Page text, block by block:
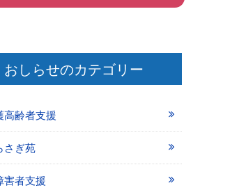
おしらせのカテゴリー
高齢者支援
さぎ苑
害者支援